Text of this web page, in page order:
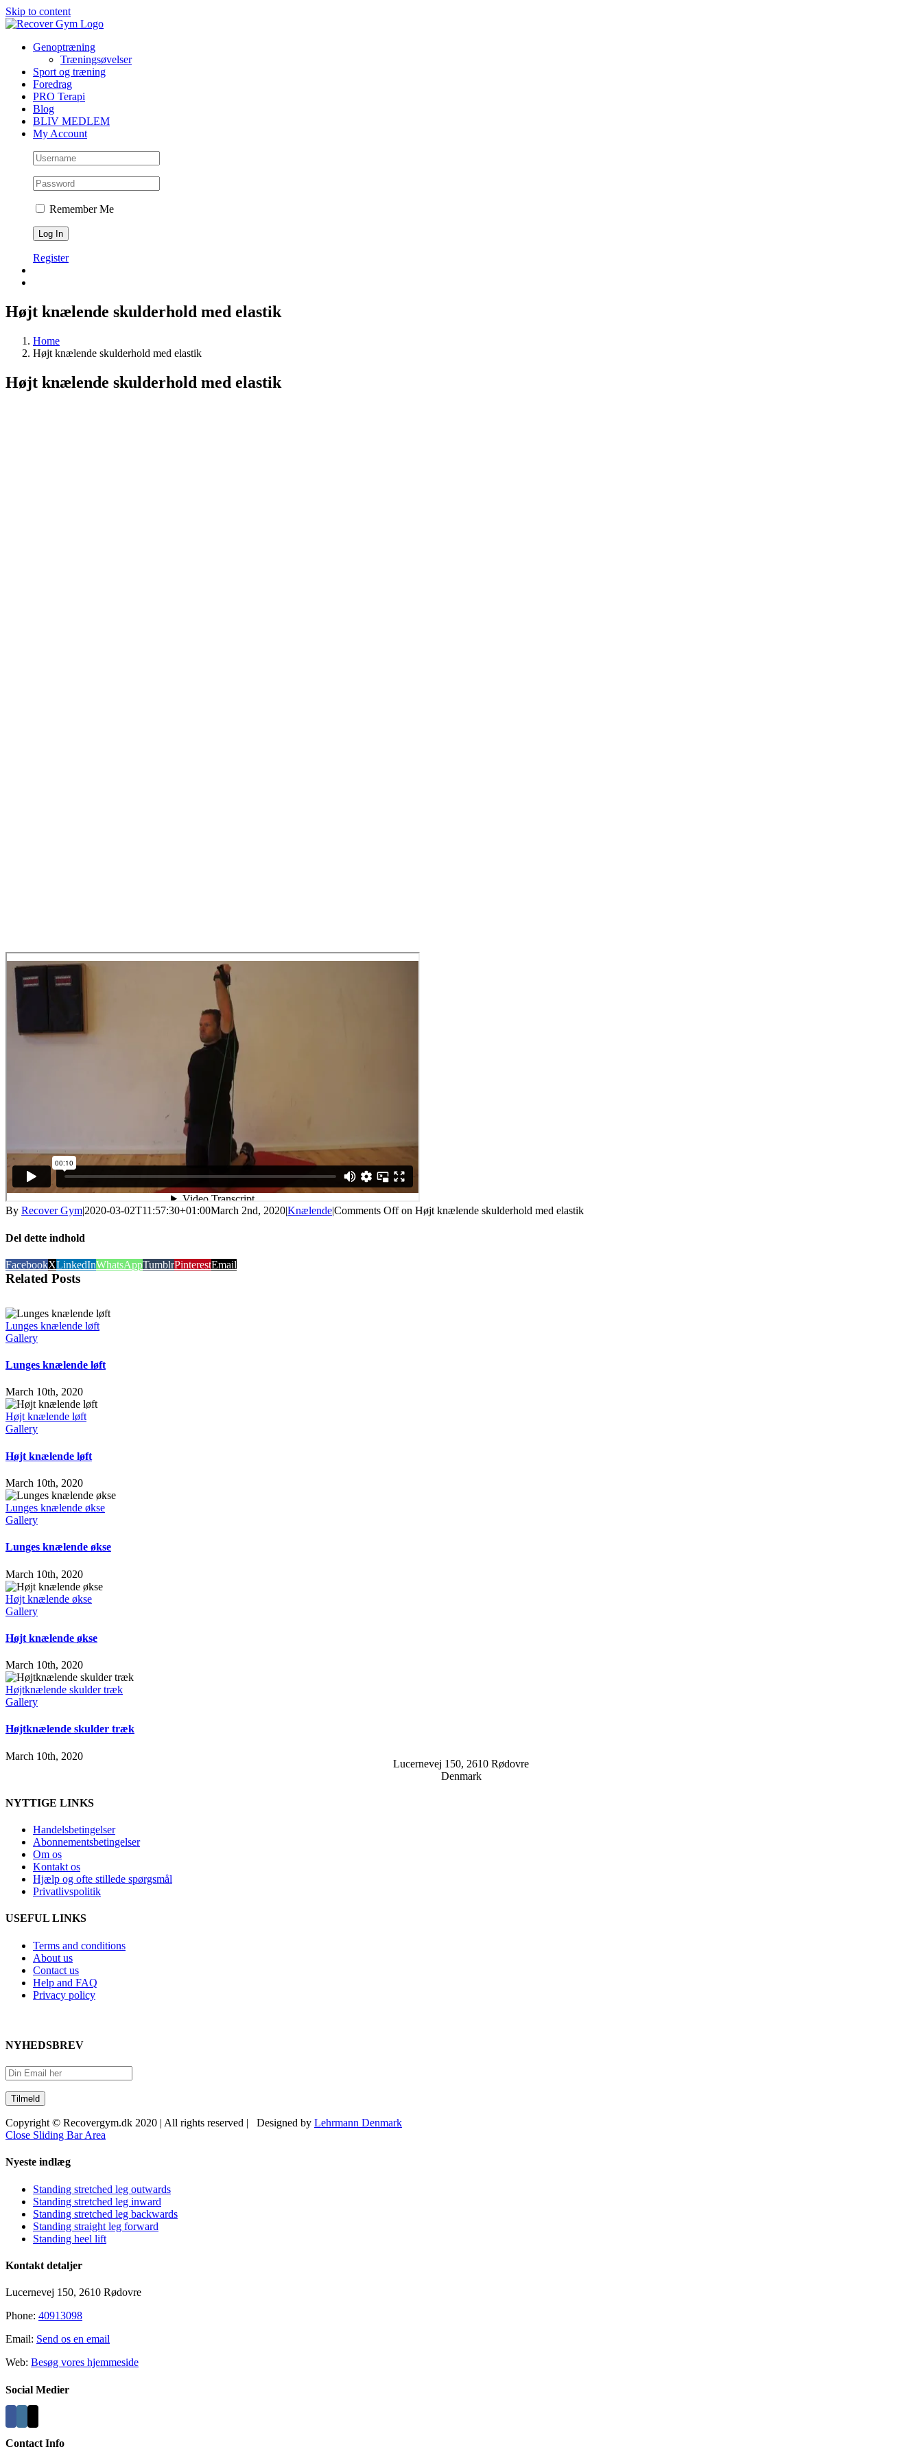
Skip to content
Genoptræning
Træningsøvelser
Sport og træning
Foredrag
PRO Terapi
Blog
BLIV MEDLEM
My Account
Remember Me
Register
Højt knælende skulderhold med elastik
Home
Højt knælende skulderhold med elastik
Højt knælende skulderhold med elastik
By Recover Gym|2020-03-02T11:57:30+01:00March 2nd, 2020|Knælende|Comments Offon Højt knælende skulderhold med elastik
Del dette indhold
FacebookXLinkedInWhatsAppTumblrPinterestEmail
Related Posts
Lunges knælende løft
Gallery
Lunges knælende løft
March 10th, 2020
Højt knælende løft
Gallery
Højt knælende løft
March 10th, 2020
Lunges knælende økse
Gallery
Lunges knælende økse
March 10th, 2020
Højt knælende økse
Gallery
Højt knælende økse
March 10th, 2020
Højtknælende skulder træk
Gallery
Højtknælende skulder træk
March 10th, 2020
Lucernevej 150, 2610 Rødovre
Denmark
NYTTIGE LINKS
Handelsbetingelser
Abonnementsbetingelser
Om os
Kontakt os
Hjælp og ofte stillede spørgsmål
Privatlivspolitik
USEFUL LINKS
Terms and conditions
About us
Contact us
Help and FAQ
Privacy policy
NYHEDSBREV
Copyright © Recovergym.dk 2020 | All rights reserved | Designed by Lehrmann Denmark
Close Sliding Bar Area
Nyeste indlæg
Standing stretched leg outwards
Standing stretched leg inward
Standing stretched leg backwards
Standing straight leg forward
Standing heel lift
Kontakt detaljer
Lucernevej 150, 2610 Rødovre
Phone: 40913098
Email: Send os en email
Web: Besøg vores hjemmeside
Social Medier
Contact Info